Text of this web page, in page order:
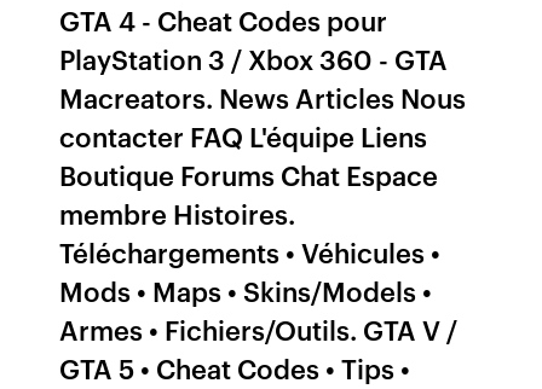
GTA 4 - Cheat Codes pour
PlayStation 3 / Xbox 360 - GTA
Macreators. News Articles Nous
contacter FAQ L'équipe Liens
Boutique Forums Chat Espace
membre Histoires.
Téléchargements • Véhicules •
Mods • Maps • Skins/Models •
Armes • Fichiers/Outils. GTA V /
GTA 5 • Cheat Codes • Tips •